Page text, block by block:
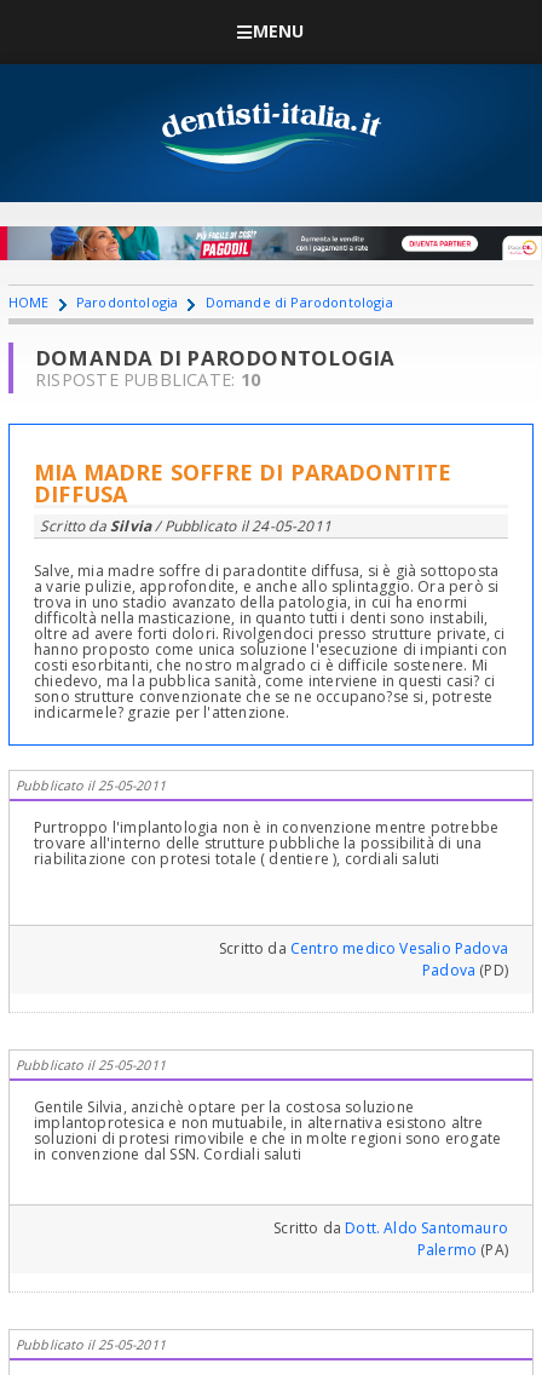
MENU
HOME Parodontologia Domande di Parodontologia
DOMANDA DI PARODONTOLOGIA
RISPOSTE PUBBLICATE: 10
MIA MADRE SOFFRE DI PARADONTITE
DIFFUSA
Scritto daSilvia/ Pubblicato il24-05-2011
Salve, mia madre soffre di paradontite diffusa, si è già sottoposta
a varie pulizie, approfondite, e anche allo splintaggio. Ora però si
trova in uno stadio avanzato della patologia, in cui ha enormi
difficoltà nella masticazione, in quanto tutti i denti sono instabili,
oltre ad avere forti dolori. Rivolgendoci presso strutture private, ci
hanno proposto come unica soluzione l'esecuzione di impianti con
costi esorbitanti, che nostro malgrado ci è difficile sostenere. Mi
chiedevo, ma la pubblica sanità, come interviene in questi casi? ci
sono strutture convenzionate che se ne occupano?se si, potreste
indicarmele? grazie per l'attenzione.
Pubblicato il 25-05-2011
Purtroppo l'implantologia non è in convenzione mentre potrebbe
trovare all'interno delle strutture pubbliche la possibilità di una
riabilitazione con protesi totale ( dentiere ), cordiali saluti
Scritto da Centro medico Vesalio Padova
Padova (PD)
Pubblicato il 25-05-2011
Gentile Silvia, anzichè optare per la costosa soluzione
implantoprotesica e non mutuabile, in alternativa esistono altre
soluzioni di protesi rimovibile e che in molte regioni sono erogate
in convenzione dal SSN. Cordiali saluti
Scritto daDott. Aldo Santomauro
Palermo (PA)
Pubblicato il 25-05-2011